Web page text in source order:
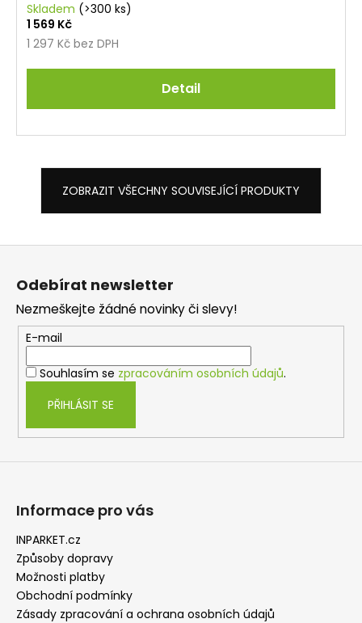
Skladem (>300 ks)
1 297 Kč bez DPH
1 569 Kč
Detail
ZOBRAZIT VŠECHNY SOUVISEJÍCÍ PRODUKTY
Odebírat newsletter
Nezmeškejte žádné novinky či slevy!
E-mail
Souhlasím se zpracováním osobních údajů.
PŘIHLÁSIT SE
Informace pro vás
INPARKET.cz
Způsoby dopravy
Možnosti platby
Obchodní podmínky
Zásady zpracování a ochrana osobních údajů